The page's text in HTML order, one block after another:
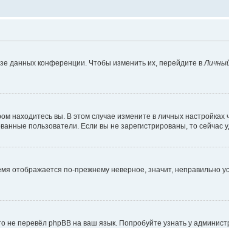
данных конференции. Чтобы изменить их, перейдите в
находитесь вы. В этом случае измените в личных
пользователи. Если вы не зарегистрированы, то сейчас
отображается по-прежнему неверное, значит, неправильно
перевёл phpBB на ваш язык. Попробуйте узнать у